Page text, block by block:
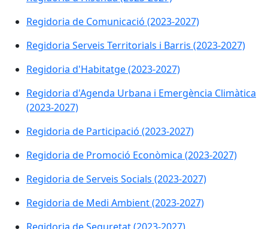
Regidoria de Comunicació (2023-2027)
Regidoria Serveis Territorials i Barris (2023-2027)
Regidoria d'Habitatge (2023-2027)
Regidoria d'Agenda Urbana i Emergència Climàtica
(2023-2027)
Regidoria de Participació (2023-2027)
Regidoria de Promoció Econòmica (2023-2027)
Regidoria de Serveis Socials (2023-2027)
Regidoria de Medi Ambient (2023-2027)